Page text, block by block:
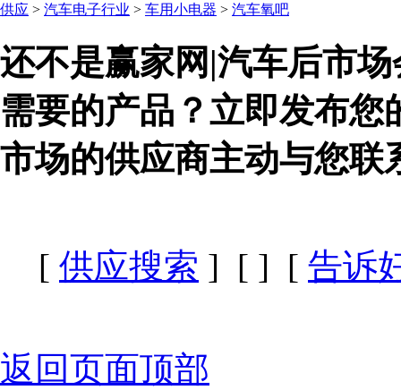
供应 > 汽车电子行业 > 车用小电器 > 汽车氧吧
还不是赢家网|汽车后市场
需要的产品？立即发布您
市场的供应商主动与您联
[ 供应搜索 ] [ ] [ 告诉
返回页面顶部